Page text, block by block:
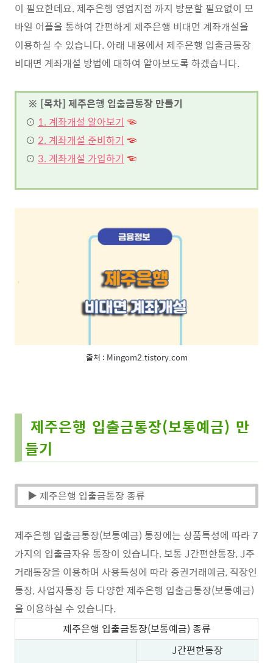
이 필요한데요. 제주은행 영업지점 까지 방문할 필요없이 모
바일 어플을 통하여 간편하게 제주은행 비대면 계좌개설을
이용하실 수 있습니다. 아래 내용에서 제주은행 입출금통장
비대면 계좌개설 방법에 대하여 알아보도록 하겠습니다.
※ [목차] 제주은행 입출금통장 만들기
⊙ 1. 계좌개설 알아보기 ☜
⊙ 2. 계좌개설 준비하기 ☜
⊙ 3. 계좌개설 가입하기 ☜
출처 : Mingom2.tistory.com
제주은행 입출금통장(보통예금) 만
들기
▶ 제주은행 입출금통장 종류
제주은행 입출금통장(보통예금) 통장에는 상품특성에 따라 7
가지의 입출금자유 통장이 있습니다. 보통 J간편한통장, J주
거래통장을 이용하며 사용특성에 따라 증권거래예금, 직장인
통장, 사업자통장 등 다양한 제주은행 입출금통장(보통예금)
을 이용하실 수 있습니다.
제주은행 입출금통장(보통예금) 종류
J간편한통장